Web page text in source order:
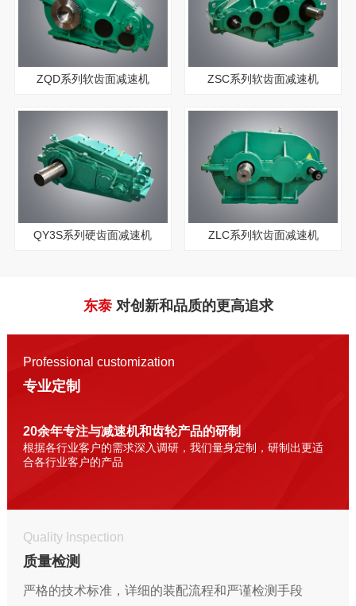
ZQD系列软齿面减速机 ZSC系列软齿面减速机
QY3S系列硬齿面减速机 ZLC系列软齿面减速机
东泰对创新和品质的更高追求
Professional customization
专业定制
20余年专注与减速机和齿轮产品的研制
根据各行业客户的需求深入调研，我们量身定制，研制出更适
合各行业客户的产品
Quality Inspection
质量检测
严格的技术标准，详细的装配流程和严谨检测手段